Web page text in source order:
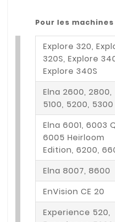
Pour les
Explore 320,
320S, Explore
Explore 340S
Elna 2600, 2800,
5100, 5200, 5300
Elna 6001, 6003
6005 Heirloom
Edition, 6200,
Elna 8007, 8600
EnVision CE 20
Experience 520,